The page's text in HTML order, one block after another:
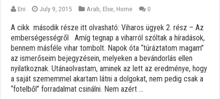
Eni July 9, 2015 Arab Else Home 0
A cikk második része itt olvasható: Viharos ügyek 2. rész – Az
emberségességről Amíg tegnap a viharról szóltak a híradások,
bennem másféle vihar tombolt. Napok óta “túráztatom magam”
az ismerőseim bejegyzésein, melyeken a bevándorlás ellen
nyilatkoznak. Utánaolvastam, aminek az lett az eredménye, hogy
a saját szememmel akartam látni a dolgokat, nem pedig csak a
“fotelből” forradalmat csinálni. Nem azért ...